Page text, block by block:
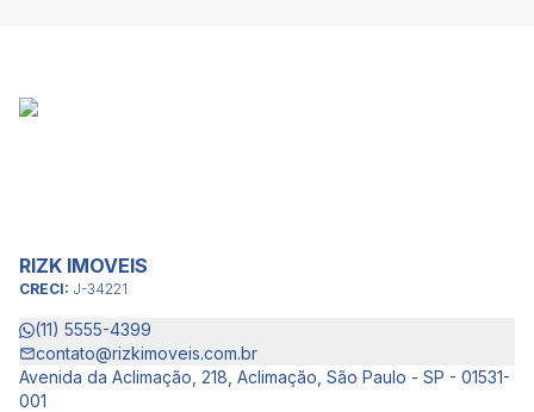
RIZK IMOVEIS
CRECI: J-34221
(11) 5555-4399
contato@rizkimoveis.com.br
Avenida da Aclimação, 218, Aclimação, São Paulo - SP - 01531-
001